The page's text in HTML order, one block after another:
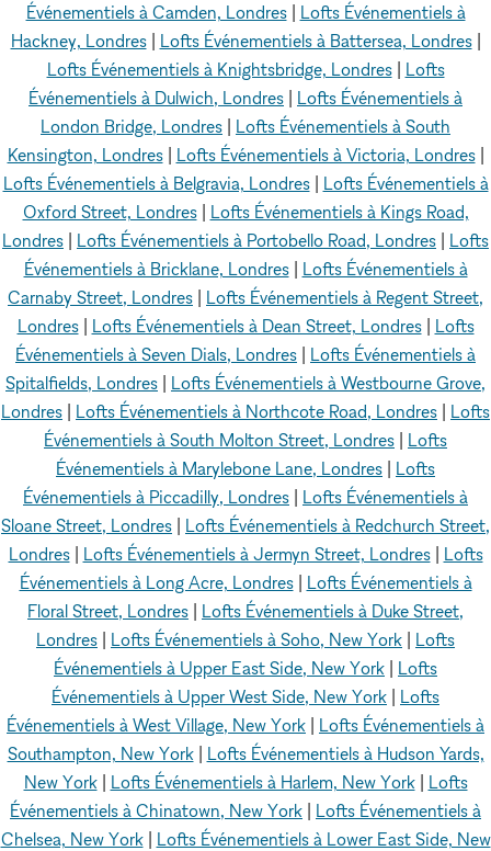
Événementiels à Camden, Londres| Lofts Événementiels à
Hackney, Londres| Lofts Événementiels à Battersea, Londres|
Lofts Événementiels à Knightsbridge, Londres| Lofts
Événementiels à Dulwich, Londres
Lofts Événementiels à
London Bridge, Londres
Lofts Événementiels à South
Kensington, Londres| Lofts Événementiels à Victoria, Londres|
Lofts Événementiels à Belgravia, Londres| Lofts Événementiels à
Oxford Street, Londres| Lofts Événementiels à Kings Road,
Londres
Lofts Événementiels à Portobello Road, Londres
Lofts
Événementiels à Bricklane, Londres| Lofts Événementiels à
Carnaby Street, Londres
Lofts Événementiels à Regent Street,
Londres| Lofts Événementiels à Dean Street, Londres| Lofts
Événementiels à Seven Dials, Londres
Lofts Événementiels à
Spitalfields, Londres
Lofts Événementiels à Westbourne Grove,
Londres
Lofts Événementiels à Northcote Road, Londres
Lofts
Événementiels à South Molton Street, Londres
Lofts
Événementiels à Marylebone Lane, Londres
Lofts
Événementiels à Piccadilly, Londres
Lofts Événementiels à
Sloane Street, Londres
Lofts Événementiels à Redchurch Street,
Londres| Lofts Événementiels à Jermyn Street, Londres| Lofts
Événementiels à Long Acre, Londres| Lofts Événementiels à
Floral Street, Londres
Lofts Événementiels à Duke Street,
Londres
Lofts Événementiels à Soho, New York
Lofts
Événementiels à Upper East Side, New York
Lofts
Événementiels à Upper West Side, New York
Lofts
Événementiels à West Village, New York
Lofts Événementiels à
Southampton, New York| Lofts Événementiels à Hudson Yards,
New York| Lofts Événementiels à Harlem, New York| Lofts
Événementiels à Chinatown, New York
Lofts Événementiels à
Chelsea, New York| Lofts Événementiels à Lower East Side, New